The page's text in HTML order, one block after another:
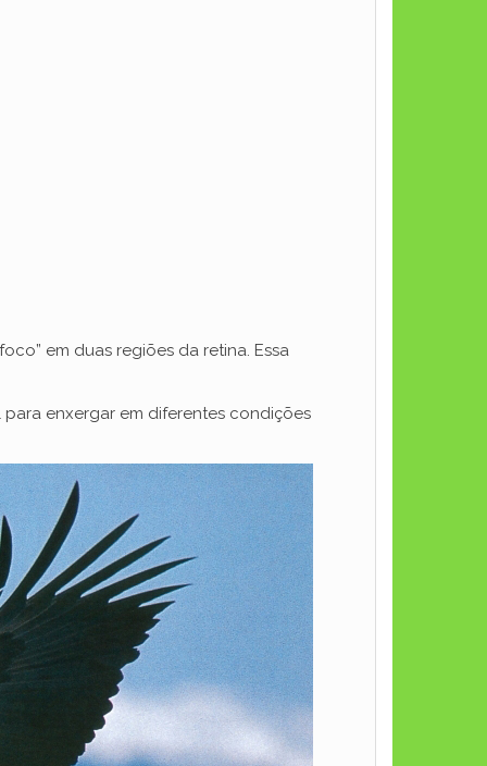
em duas regiões da retina. Essa
enxergar em diferentes condições